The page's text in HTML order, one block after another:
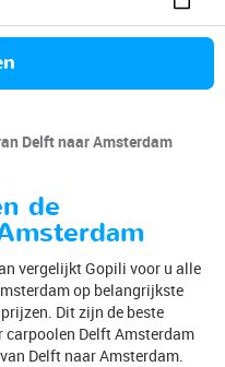
Delft naar Amsterdam
de
vergelijkt Gopili voor u alle
op belangrijkste
Dit zijn de beste
carpoolen Delft Amsterdam
Delft naar Amsterdam.